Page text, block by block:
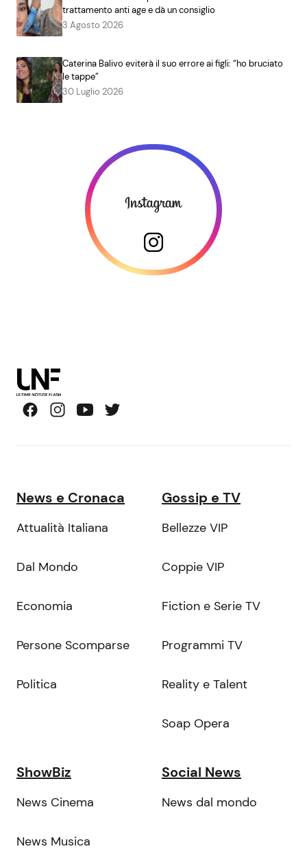
trattamento anti age e dà un consiglio
3 Agosto 2026
Caterina Balivo eviterà il suo errore ai figli: “ho bruciato
le tappe”
30 Luglio 2026
News e Cronaca
Attualità Italiana
Dal Mondo
Economia
Persone Scomparse
Politica
Gossip e TV
Bellezze VIP
Coppie VIP
Fiction e Serie TV
Programmi TV
Reality e Talent
Soap Opera
ShowBiz
News Cinema
News Musica
Social News
News dal mondo